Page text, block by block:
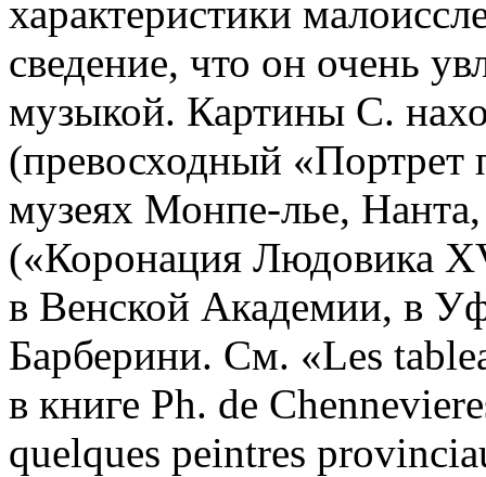
характеристики
сведение, что он очень
музыкой. Картины С.
(превосходный
музеях Монпе-лье,
(«Коронация Людовика
в Венской Академии, в
Барберини. См. «Les
в книге Ph. de
quelques peintres